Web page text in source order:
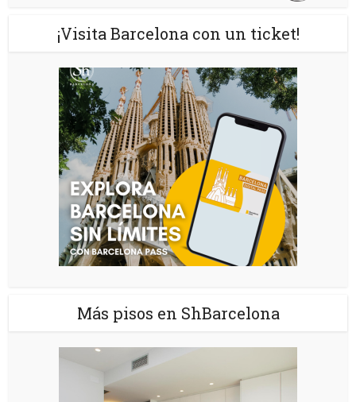
¡Visita Barcelona con un ticket!
Más pisos en ShBarcelona